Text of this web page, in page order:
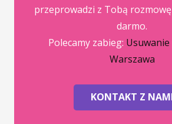
przeprowadzi z Tobą rozmowę
darmo.
Polecamy zabieg:
Warszawa
KONTAKT Z